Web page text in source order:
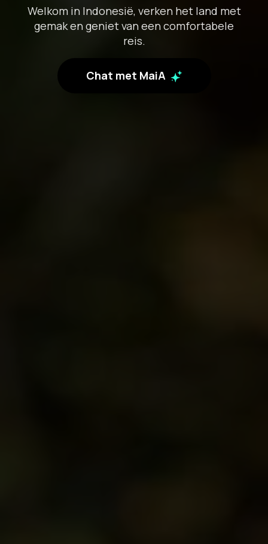
Welkom in Indonesië, verken het land met
gemak en geniet van een comfortabele
reis.
Chat met MaiA